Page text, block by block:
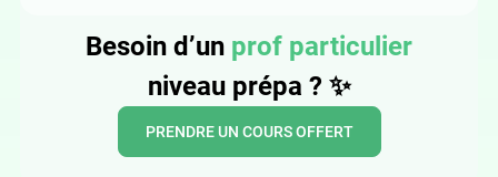
Besoin d’un prof particulier
niveau prépa ? ✨
PRENDRE UN COURS OFFERT